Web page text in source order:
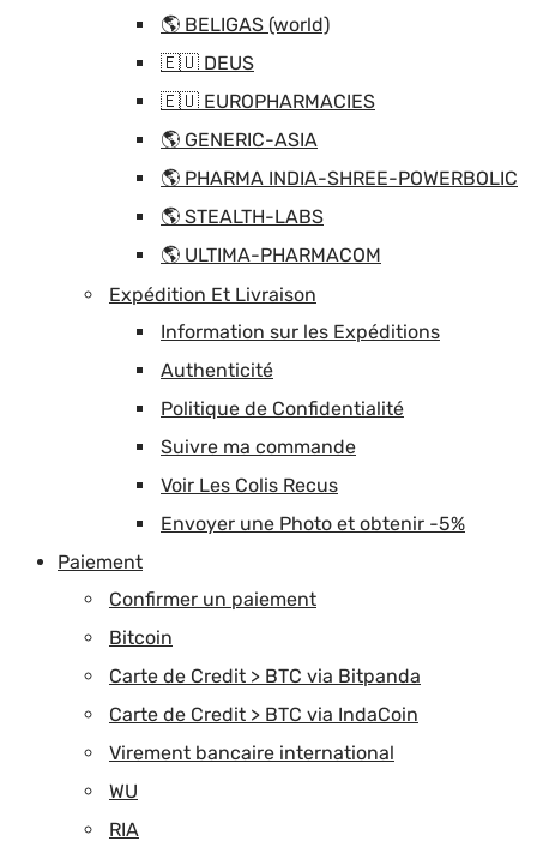
🌎 BELIGAS (world)
🇪🇺 DEUS
🇪🇺 EUROPHARMACIES
🌎 GENERIC-ASIA
🌎 PHARMA INDIA-SHREE-POWERBOLIC
🌎 STEALTH-LABS
🌎 ULTIMA-PHARMACOM
Expédition Et Livraison
Information sur les Expéditions
Authenticité
Politique de Confidentialité
Suivre ma commande
Voir Les Colis Recus
Envoyer une Photo et obtenir -5%
Paiement
Confirmer un paiement
Bitcoin
Carte de Credit > BTC via Bitpanda
Carte de Credit > BTC via IndaCoin
Virement bancaire international
WU
RIA